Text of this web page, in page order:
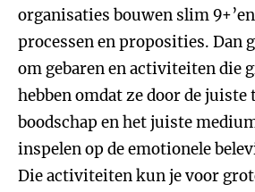
organisaties bouwen slim
processen en proposities. Dan
om gebaren en activiteiten die
hebben omdat ze door de
boodschap en het juiste
inspelen op de emotionele
Die activiteiten kun je voor